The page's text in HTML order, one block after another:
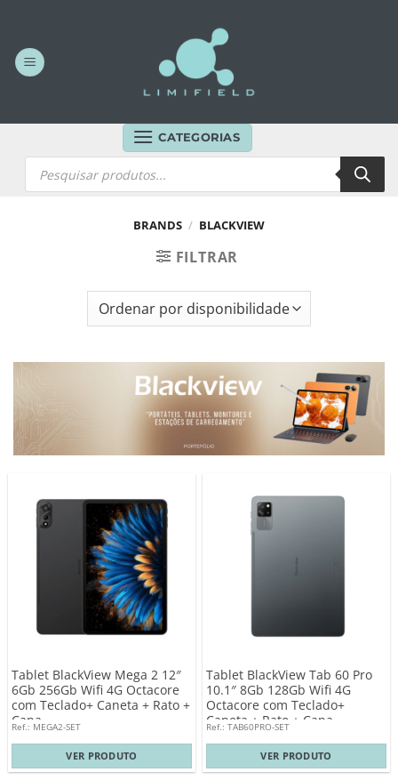
content
CATEGORIAS
Products
search
BRANDS / BLACKVIEW
FILTRAR
Tablet BlackView Mega 2 12″
6Gb 256Gb Wifi 4G Octacore
com Teclado+ Caneta + Rato +
Capa
Ref.: MEGA2-SET
VER PRODUTO
Tablet BlackView Tab 60 Pro
10.1″ 8Gb 128Gb Wifi 4G
Octacore com Teclado+
Caneta + Rato + Capa
Ref.: TAB60PRO-SET
VER PRODUTO